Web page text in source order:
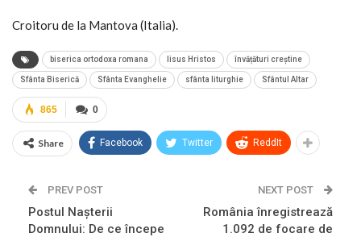
Croitoru de la Mantova (Italia).
biserica ortodoxa romana Iisus Hristos învățături creștine
Sfânta Biserică Sfânta Evanghelie sfânta liturghie Sfântul Altar
0
865
Share Facebook Twitter ReddIt
PREV POST
Postul Nașterii
Domnului: De ce începe
NEXT POST
România înregistrează
1.092 de focare de